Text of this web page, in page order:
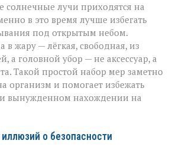
солнечные лучи приходятся на
в это время лучше избегать
под открытым небом.
жару — лёгкая, свободная, из
а головной убор — не аксессуар, а
Такой простой набор мер заметно
организм и помогает избежать
вынужденном нахождении на
о безопасности